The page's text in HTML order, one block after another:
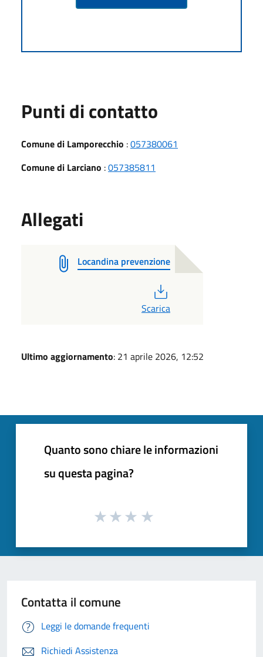
Punti di contatto
Comune di Lamporecchio :057380061
Comune di Larciano :057385811
Allegati
Locandina prevenzione
Scarica
Ultimo aggiornamento: 21 aprile 2026, 12:52
Quanto sono chiare le informazioni
su questa pagina?
Contatta il comune
Leggi le domande frequenti
Richiedi Assistenza